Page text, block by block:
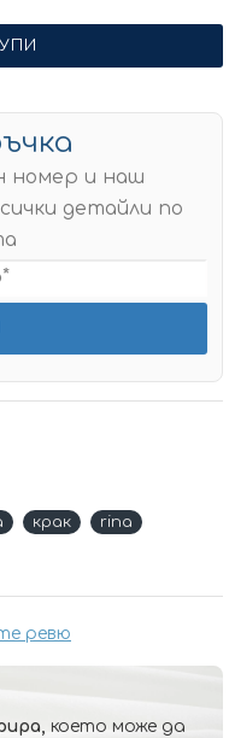
ревю
номер и наш
детайли по
крак
rina
което може да